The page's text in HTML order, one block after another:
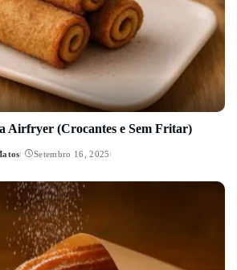
Airfryer (Crocantes e Sem Fritar)
Setembro 16, 2025